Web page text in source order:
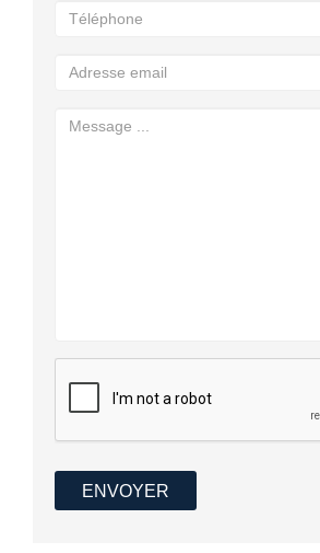
ENVOYER